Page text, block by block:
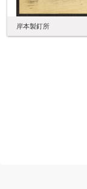
岸本製釘所